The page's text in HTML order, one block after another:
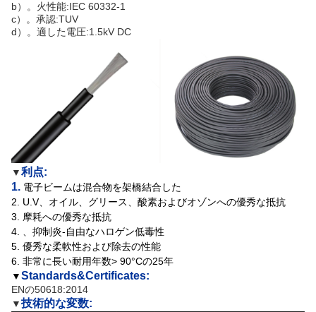
b）。火性能:IEC 60332-1
c）。承認:TUV
d）。適した電圧:1.5kV DC
▼利点:
1. 電子ビームは混合物を架橋結合した
2. U.V、オイル、グリース、酸素およびオゾンへの優秀な抵抗
3. 摩耗への優秀な抵抗
4.
、抑制炎-自由なハロゲン低毒性
5. 優秀な柔軟性および除去の性能
6. 非常に長い耐用年数> 90°Cの25年
▼Standards&Certificates:
ENの50618:2014
▼技術的な変数: